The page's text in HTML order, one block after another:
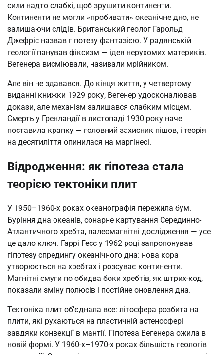
сили надто слабкі, щоб зрушити континенти.
Континенти не могли «пробивати» океанічне дно, не
залишаючи слідів. Британський геолог Гарольд
Джефріс назвав гіпотезу фантазією. У радянській
геології панував фіксизм — ідея нерухомих материків.
Вегенера висміювали, називали мрійником.
Але він не здавався. До кінця життя, у четвертому
виданні книжки 1929 року, Вегенер удосконалював
докази, але механізм залишався слабким місцем.
Смерть у Гренландії в листопаді 1930 року наче
поставила крапку — головний захисник пішов, і теорія
на десятиліття опинилася на маргінесі.
Відродження: як гіпотеза стала
теорією тектоніки плит
У 1950–1960-х роках океанографія пережила бум.
Буріння дна океанів, сонарне картування Серединно-
Атлантичного хребта, палеомагнітні дослідження — усе
це дало ключ. Гаррі Гесс у 1962 році запропонував
гіпотезу спредингу океанічного дна: нова кора
утворюється на хребтах і розсуває континенти.
Магнітні смуги по обидва боки хребтів, як штрих-код,
показали зміну полюсів і постійне оновлення дна.
Тектоніка плит об’єднала все: літосфера розбита на
плити, які рухаються на пластичній астеносфері
завдяки конвекції в мантії. Гіпотеза Вегенера ожила в
новій формі. У 1960-х–1970-х роках більшість геологів